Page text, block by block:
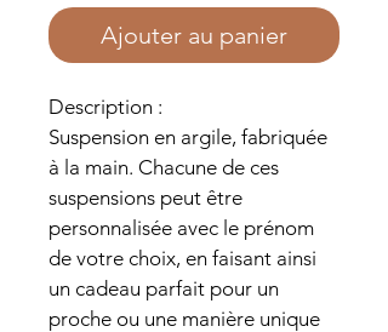
Ajouter au panier
Description :
Suspension en argile, fabriquée
à la main. Chacune de ces
suspensions peut être
personnalisée avec le prénom
de votre choix, en faisant ainsi
un cadeau parfait pour un
proche ou une manière unique